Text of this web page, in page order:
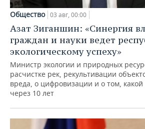
Общество 03 авг, 00:00
Азат Зиганшин: «Синергия
граждан и науки ведет
экологическому успеху»
Министр экологии и природных
расчистке рек, рекультивации
вреда, о цифровизации и о том, какой
через 10 лет